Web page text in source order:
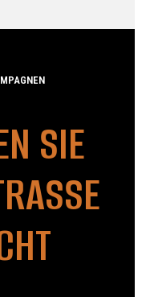
SIE
G